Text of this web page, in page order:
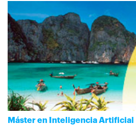
Máster en Inteligencia Artificial